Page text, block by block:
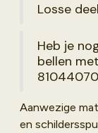
Losse
Heb je
bellen
81044070
Aanwezige
en